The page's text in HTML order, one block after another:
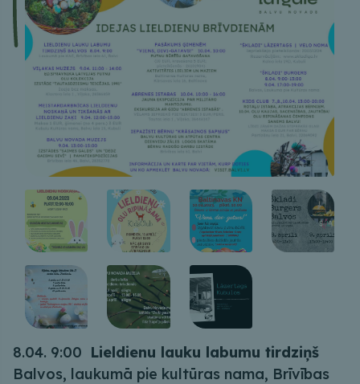
8.04. 9:00 Lieldienu lauku labumu tirdziņš
Balvos, laukumā pie kultūras nama, Brīvības